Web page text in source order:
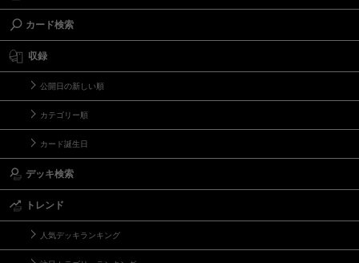
カード検索
収録
公開日の新しい順
カテゴリー順
カード誕生日
デッキ検索
トレンド
人気デッキランキング